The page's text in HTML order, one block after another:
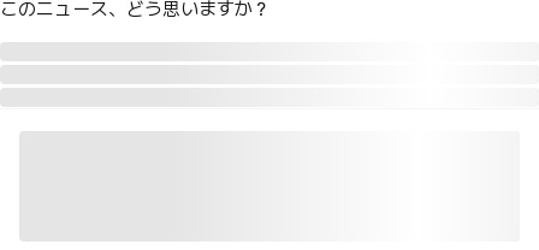
このニュース、どう思いますか？